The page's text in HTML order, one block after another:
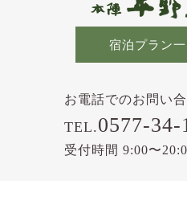
宿泊プラン
お電話でのお問い
TEL.0577-34-
受付時間 9:00〜